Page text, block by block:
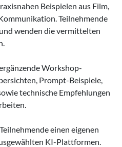
Beispielen aus Film,
Teilnehmende
wenden die vermittelten
Workshop-
Prompt-Beispiele,
technische Empfehlungen
einen eigenen
KI-Plattformen.